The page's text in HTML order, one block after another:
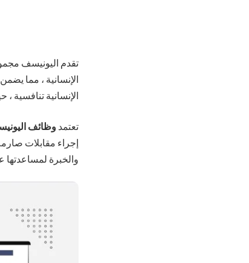
تقدم اليونيسف
الإنسانية ، مما
الإنسانية تنافسية
تعتمد وظائف
إجراء مقابلات
والخبرة لمساعدتها